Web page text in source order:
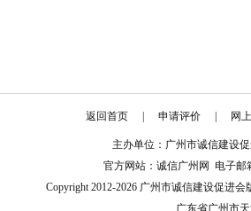
返回首页 申请评价 网
主办单位：广州市诚信建设
官方网站：诚信广州网 电子邮
Copyright 2012-2026 广州市诚信建设促进
广东省广州市